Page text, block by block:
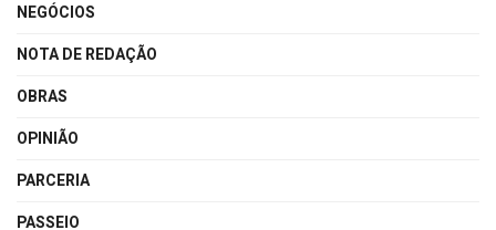
NEGÓCIOS
NOTA DE REDAÇÃO
OBRAS
OPINIÃO
PARCERIA
PASSEIO